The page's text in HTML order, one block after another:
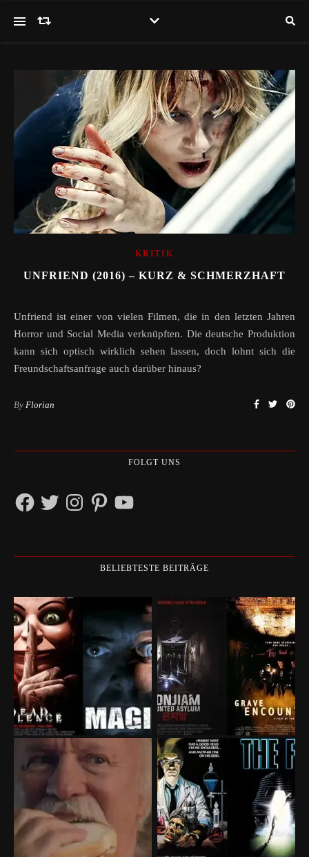
KRITIK
UNFRIEND (2016) – KURZ & SCHMERZHAFT
Unfriend ist einer von vielen Filmen, die in den letzten Jahren
Horror und Social Media verknüpften. Die deutsche Produktion
kann sich optisch wirklich sehen lassen, doch lohnt sich die
Freundschaftsanfrage auch darüber hinaus?
By Florian
FOLGT UNS
FacebookTwitterInstagramPinterestYouTube
BELIEBTESTE BEITRÄGE